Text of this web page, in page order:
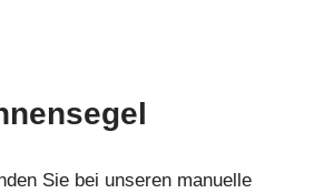
Sie bei unseren manuelle